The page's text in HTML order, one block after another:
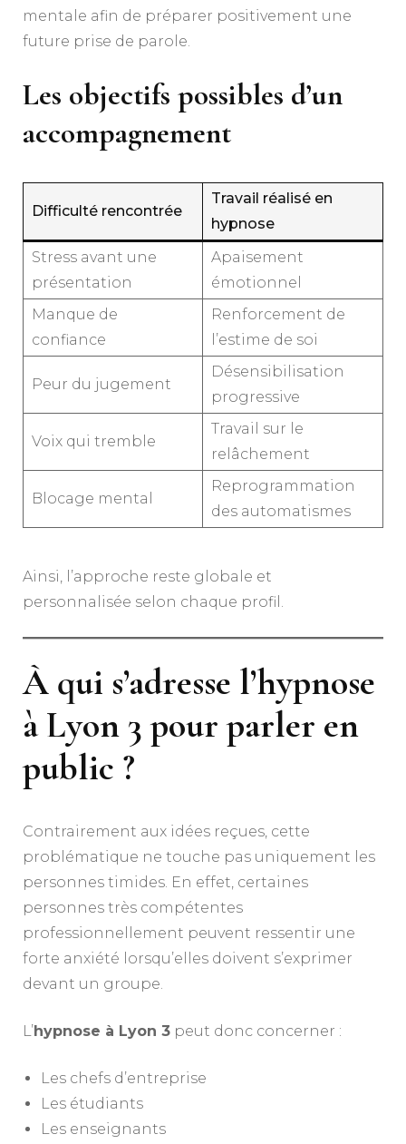
mentale afin de préparer positivement une
future prise de parole.
Les objectifs possibles d’un
accompagnement
Difficulté rencontrée
Travail réalisé en
hypnose
Stress avant une
présentation
Apaisement
émotionnel
Manque de
confiance
Renforcement de
l’estime de soi
Peur du jugement
Désensibilisation
progressive
Voix qui tremble
Travail sur le
relâchement
Blocage mental
Reprogrammation
des automatismes
Ainsi, l’approche reste globale et
personnalisée selon chaque profil.
À qui s’adresse l’hypnose
à Lyon 3pour parler en
public ?
Contrairement aux idées reçues, cette
problématique ne touche pas uniquement les
personnes timides. En effet, certaines
personnes très compétentes
professionnellement peuvent ressentir une
forte anxiété lorsqu’elles doivent s’exprimer
devant un groupe.
L’hypnose à Lyon 3 peut donc concerner :
Les chefs d’entreprise
Les étudiants
Les enseignants